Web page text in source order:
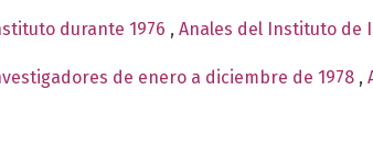
durante 1976 , Anales del Instituto de
de enero a diciembre de 1978 ,